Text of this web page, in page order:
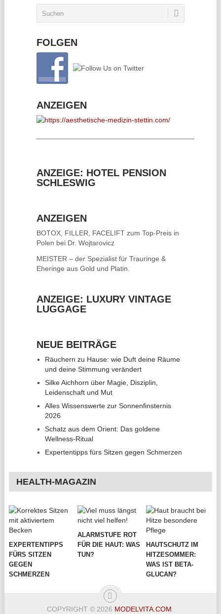
FOLGEN
ANZEIGEN
ANZEIGE: HOTEL PENSION
SCHLESWIG
ANZEIGEN
BOTOX, FILLER, FACELIFTzum Top-Preis in
Polen bei Dr. Wojtarovicz
MEISTER – der Spezialist für Trauringe &
Eheringe aus Gold und Platin.
ANZEIGE: LUXURY VINTAGE
LUGGAGE
NEUE BEITRÄGE
Räuchern zu Hause: wie Duft deine Räume
und deine Stimmung verändert
Silke Aichhorn über Magie, Disziplin,
Leidenschaft und Mut
Alles Wissenswerte zur Sonnenfinsternis
2026
Schatz aus dem Orient: Das goldene
Wellness-Ritual
Expertentipps fürs Sitzen gegen Schmerzen
HEALTH-MAGAZIN
EXPERTENTIPPS
FÜRS SITZEN
GEGEN
SCHMERZEN
ALARMSTUFE ROT
FÜR DIE HAUT: WAS
TUN?
HAUTSCHUTZ IM
HITZESOMMER:
WAS IST BETA-
GLUCAN?
COPYRIGHT © 2026 MODELVITA.COM.